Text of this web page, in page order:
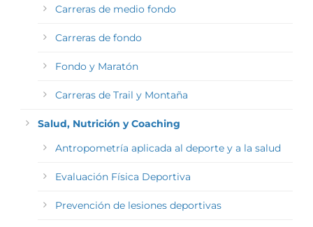
Carreras de medio fondo
Carreras de fondo
Fondo y Maratón
Carreras de Trail y Montaña
Salud, Nutrición y Coaching
Antropometría aplicada al deporte y a la salud
Evaluación Física Deportiva
Prevención de lesiones deportivas